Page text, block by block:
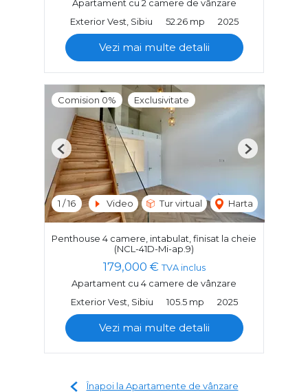
Apartament cu 2 camere de vânzare
Exterior Vest, Sibiu
52.26 mp 2025
Vezi mai multe detalii
Comision 0% Exclusivitate
1 /16 Video Tur virtual Harta
Previous Next
Penthouse 4 camere, intabulat, finisat la cheie
(NCL-41D-Mi-ap.9)
179,000 € TVA inclus
Apartament cu 4 camere de vânzare
Exterior Vest, Sibiu
105.5 mp 2025
Vezi mai multe detalii
Înapoi la Apartamente de vânzare